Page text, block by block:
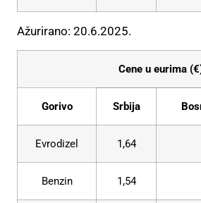
Ažurirano: 20.6.2025.
Cene u eurima
Gorivo Srbija
Evrodizel 1,64
Benzin 1,54